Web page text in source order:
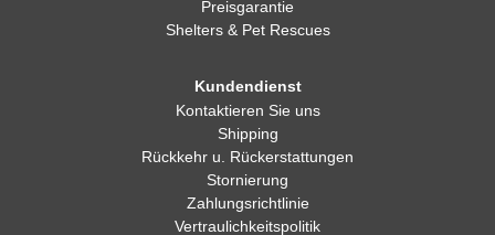
Shelters & Pet Rescues
Kontaktieren Sie uns
Shipping
Rückkehr u. Rückerstattungen
Stornierung
Zahlungsrichtlinie
Vertraulichkeitspolitik